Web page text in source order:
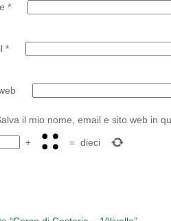
*
*
il mio nome, email e sito web in
+ = dieci